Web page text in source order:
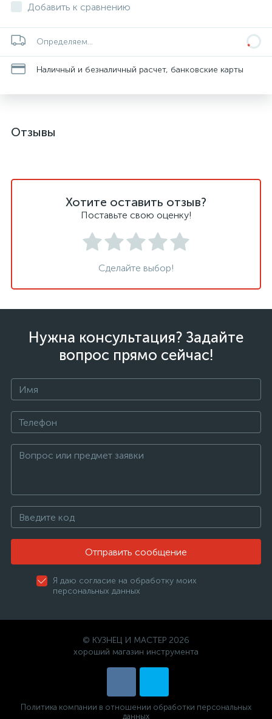
Добавить к сравнению
Определяем...
Наличный и безналичный расчет, банковские карты
Отзывы
Хотите оставить отзыв?
Поставьте свою оценку!
Сделайте выбор!
Нужна консультация? Задайте
вопрос прямо сейчас!
Отправить сообщение
Я даю согласие на обработку моих
персональных данных
© КУЗНЕЦ И МАСТЕР 2026
хороший магазин инструмента
Политика компании в отношении обработки персональных
данных